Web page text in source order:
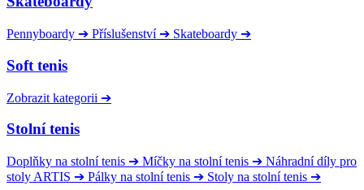
Pennyboardy ➔ Příslušenství ➔ Skateboardy ➔
Soft tenis
Zobrazit kategorii ➔
Stolní tenis
Doplňky na stolní tenis ➔ Míčky na stolní tenis ➔ Náhradní díly pro
stoly ARTIS ➔ Pálky na stolní tenis ➔ Stoly na stolní tenis ➔